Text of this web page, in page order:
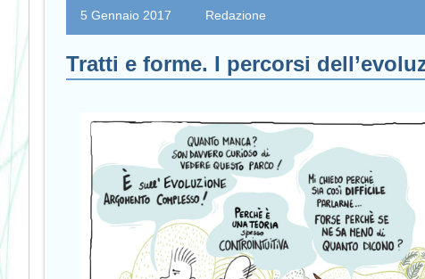
5 Gennaio 2017 Redazione
Tratti e forme. I percorsi